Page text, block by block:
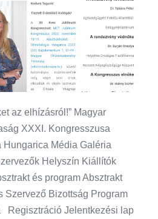
az elhízásról!” Magyar
XXXI. Kongresszusa
Hungarica Média Galéria
Helyszín Kiállítók
és program Absztrakt
Szervező Bizottság Program
Regisztráció Jelentkezési lap